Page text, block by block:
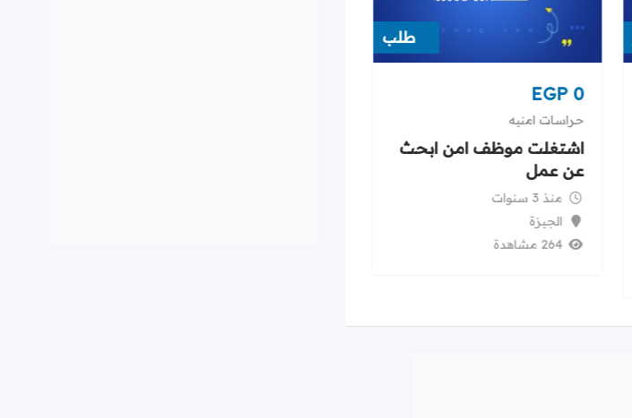
طلب
EGP0
حراسات امنيه
اشتغلت موظف امن ابحث
عن عمل
منذ 3 سنوات
الجيزة
264 مشاهدة